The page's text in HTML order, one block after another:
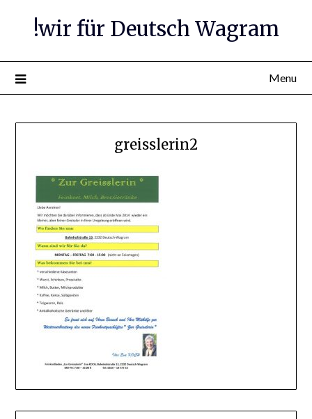
!wir für Deutsch Wagram
Menu
greisslerin2